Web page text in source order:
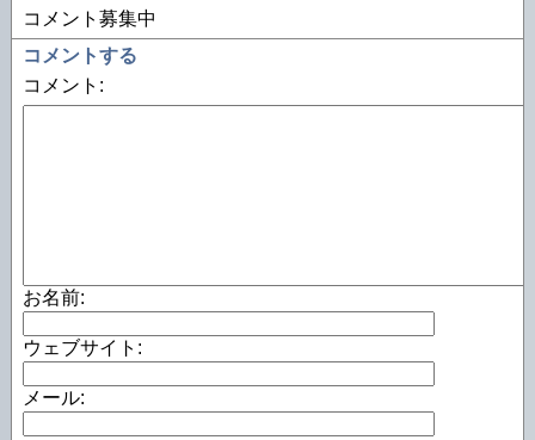
コメント募集中
コメントする
コメント:
お名前:
ウェブサイト:
メール: